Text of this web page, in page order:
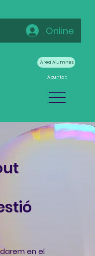
Online
Àrea Alumnes
Apunta't
en el